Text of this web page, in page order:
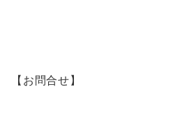
【お問合せ】